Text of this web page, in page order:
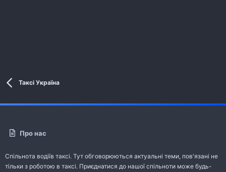
Таксі Україна
Про нас
Спільнота водіїв таксі. Тут обговорюються актуальні теми, пов'язані не
тільки з роботою в таксі. Приєднатися до нашої спільноти може будь-